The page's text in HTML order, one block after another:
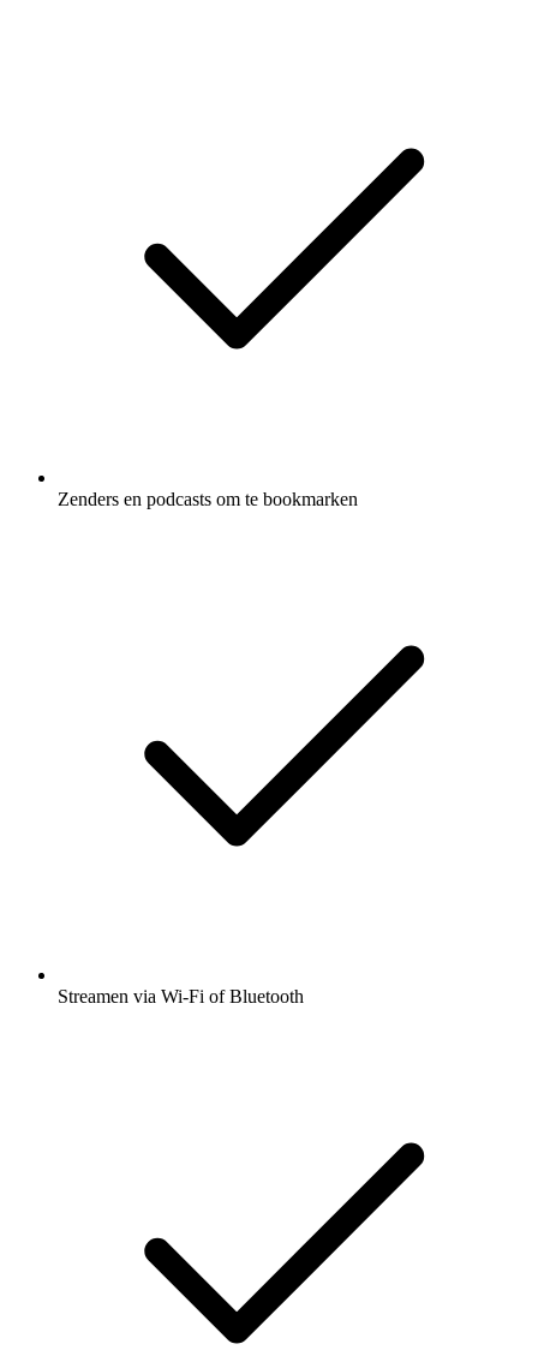
Zenders en podcasts om te bookmarken
Streamen via Wi-Fi of Bluetooth